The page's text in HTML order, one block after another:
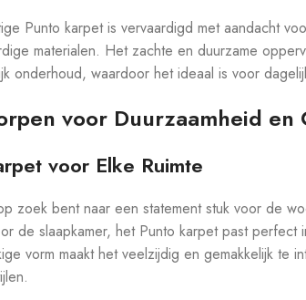
Punto karpet is vervaardigd met aandacht
materialen. Het zachte en duurzame
onderhoud, waardoor het ideaal is voor
voor Duurzaamheid en
voor Elke Ruimte
zoek bent naar een statement stuk voor de
de slaapkamer, het Punto karpet past perfect
vorm maakt het veelzijdig en gemakkelijk te